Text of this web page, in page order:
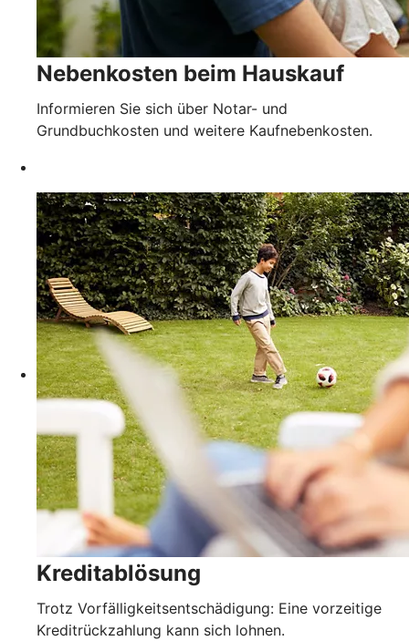
Nebenkosten beim Hauskauf
Informieren Sie sich über Notar- und
Grundbuchkosten und weitere Kaufnebenkosten.
Kreditablösung
Trotz Vorfälligkeitsentschädigung: Eine vorzeitige
Kreditrückzahlung kann sich lohnen.